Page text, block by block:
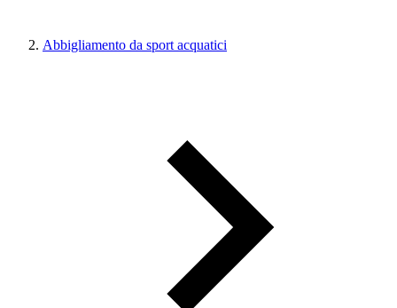
Abbigliamento da sport acquatici